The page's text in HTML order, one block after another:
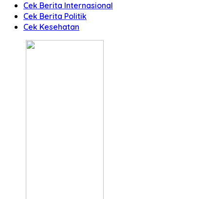
Cek Berita Internasional
Cek Berita Politik
Cek Kesehatan